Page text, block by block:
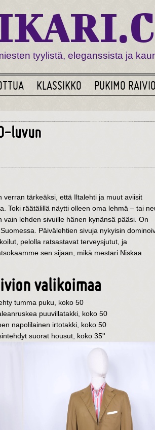
tyylistä, eleganssista ja
KLASSIKKO PUKIMO RAIVIO
luvun
tärkeäksi, että Iltalehti ja muut aviisit
Toki räätälillä näytti olleen oma lehmä – tai
lehden sivuille hänen kynänsä pääsi. On
Päivälehtien sivuja nykyisin
pelolla ratsastavat terveysjutut, ja
sen sijaan, mikä mestari Niskaa
valikoimaa
tumma puku, koko 50
puuvillatakki, koko 50
napolilainen irtotakki, koko 50
suorat housut, koko 35''